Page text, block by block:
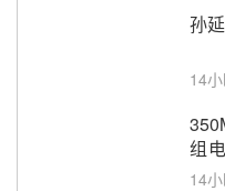
孙
14
组
改
14